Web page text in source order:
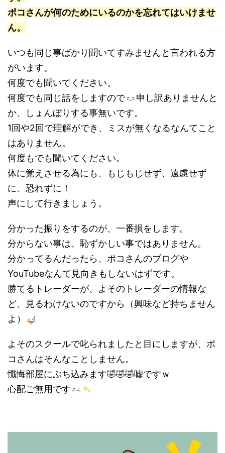
ポコさんが何のためにいるのかを忘れてはいけませ
ん。
いつも同じ事ばかり聞いてすみませんと言われる方
がいます。
何度でも聞いてください。
何度でも同じ話をしますので
申し訳ありませんと
か、しょんぼりする事無いです。
1回や2回で理解ができ、ミスが無くなるなんてこと
はありません。
何度もでも聞いてください。
体に覚えさせる為にも、もじもじせず、遠慮せず
に、恐れずに！
声にして行きましょう。
分かった振りをするのが、一番損をします。
分からない事は、恥ずかしい事ではありません。
分かってるんだったら、ポコさんのブログや
YouTubeなんて見向きもしないはずです。
勝てるトレーダーが、よそのトレーダーの情報な
ど、見るわけないのですから（興味など持ちません
よ）
よそのスクールで叱られましたと目にしますが、ポ
コさんはそんなことしません。
懺悔部屋にぶち込みます🤣🤣🤣嘘ですｗ
心配ご無用です